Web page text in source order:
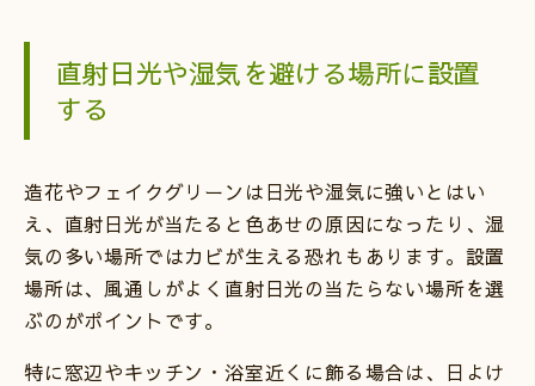
直射日光や湿気を避ける場所に設置
する
造花やフェイクグリーンは日光や湿気に強いとはい
え、直射日光が当たると色あせの原因になったり、湿
気の多い場所ではカビが生える恐れもあります。設置
場所は、風通しがよく直射日光の当たらない場所を選
ぶのがポイントです。
特に窓辺やキッチン・浴室近くに飾る場合は、日よけ